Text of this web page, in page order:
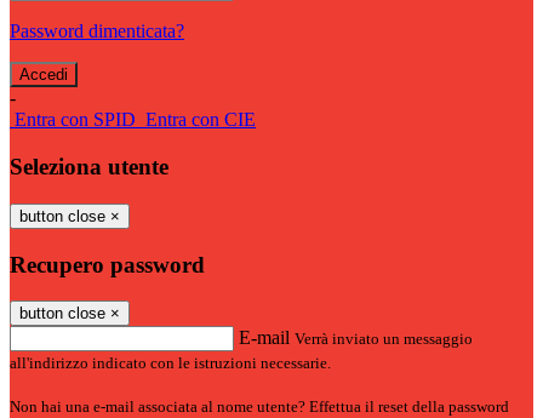
Password dimenticata?
-
Entra con SPID Entra con CIE
Seleziona utente
button close ×
Recupero password
button close ×
E-mail Verrà inviato un messaggio
all'indirizzo indicato con le istruzioni necessarie.
Non hai una e-mail associata al nome utente? Effettua il reset della password